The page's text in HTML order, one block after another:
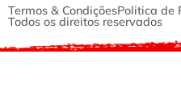
Termos & CondiçõesPolitica de
Todos os direitos reservados